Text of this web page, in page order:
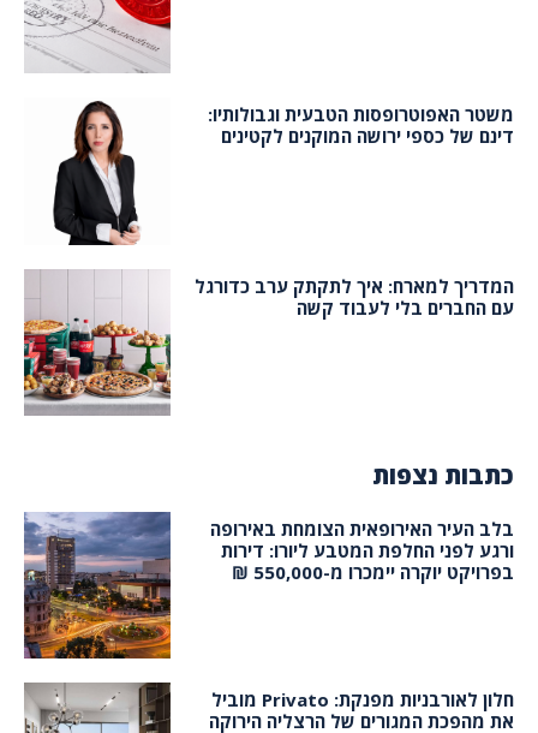
משטר האפוטרופסות הטבעית וגבולותיו:
דינם של כספי ירושה המוקנים לקטינים
המדריך למארח: איך לתקתק ערב כדורגל
עם החברים בלי לעבוד קשה
כתבות נצפות
בלב העיר האירופאית הצומחת באירופה
ורגע לפני החלפת המטבע ליורו: דירות
בפרויקט יוקרה יימכרו מ-550,000 ₪
חלון לאורבניות מפנקת: Privato מוביל
את מהפכת המגורים של הרצליה הירוקה